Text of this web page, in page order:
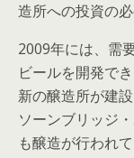
造所への投資の
2009年には、需
ビールを開発で
新の醸造所が建設
ソーンブリッジ
も醸造が行われ